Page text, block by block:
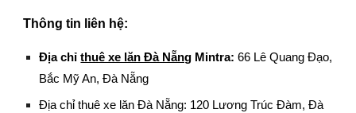
Thông tin liên hệ:
Địa chỉthuê xe lăn Đà Nẵng Mintra: 66 Lê Quang Đạo,
Bắc Mỹ An, Đà Nẵng
Địa chỉ thuê xe lăn Đà Nẵng: 120 Lương Trúc Đàm, Đà